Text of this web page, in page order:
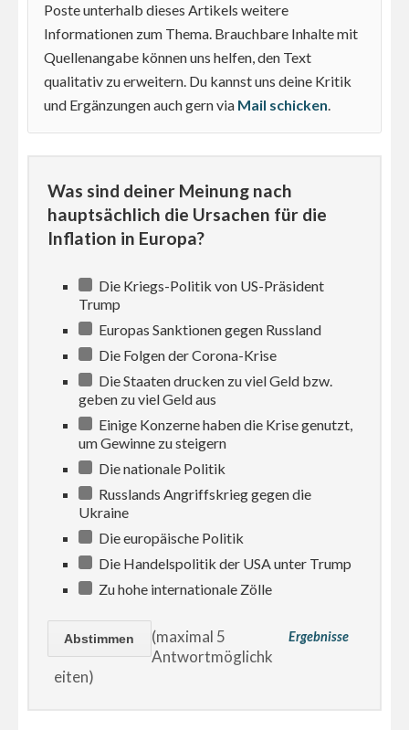
Poste unterhalb dieses Artikels weitere
Informationen zum Thema. Brauchbare Inhalte mit
Quellenangabe können uns helfen, den Text
qualitativ zu erweitern. Du kannst uns deine Kritik
und Ergänzungen auch gern via Mail schicken
Was sind deiner Meinung nach
hauptsächlich die Ursachen für die
Inflation in Europa?
Die Kriegs-Politik von US-Präsident
Trump
Europas Sanktionen gegen Russland
Die Folgen der Corona-Krise
Die Staaten drucken zu viel Geld bzw.
geben zu viel Geld aus
Einige Konzerne haben die Krise genutzt,
um Gewinne zu steigern
Die nationale Politik
Russlands Angriffskrieg gegen die
Ukraine
Die europäische Politik
Die Handelspolitik der USA unter Trump
Zu hohe internationale Zölle
Ergebnisse
(maximal 5
Antwortmöglichk
eiten)